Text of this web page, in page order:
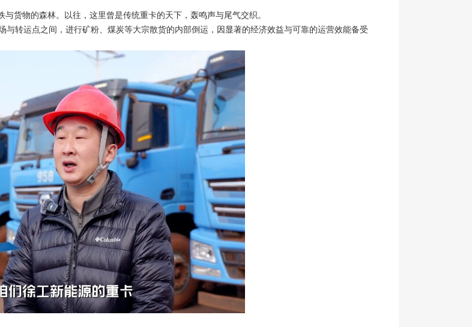
货物的森林。以往，这里曾是传统重卡的天下，轰鸣声与尾气交织。
转运点之间，进行矿粉、煤炭等大宗散货的内部倒运，因显著的经济效益与可靠的运营效能备受